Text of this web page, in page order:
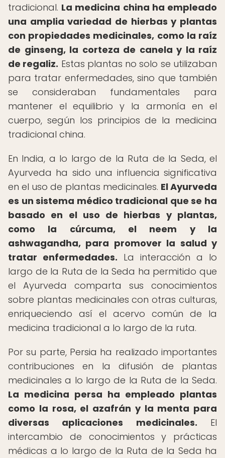
tradicional. La medicina china ha empleado
una amplia variedad de hierbas y plantas
con propiedades medicinales, como la raíz
de ginseng, la corteza de canela y la raíz
de regaliz. Estas plantas no solo se utilizaban
para tratar enfermedades, sino que también
se consideraban fundamentales para
mantener el equilibrio y la armonía en el
cuerpo, según los principios de la medicina
tradicional china.
En India, a lo largo de la Ruta de la Seda, el
Ayurveda ha sido una influencia significativa
en el uso de plantas medicinales. El Ayurveda
es un sistema médico tradicional que se ha
basado en el uso de hierbas y plantas,
como la cúrcuma, el neem y la
ashwagandha, para promover la salud y
tratar enfermedades. La interacción a lo
largo de la Ruta de la Seda ha permitido que
el Ayurveda comparta sus conocimientos
sobre plantas medicinales con otras culturas,
enriqueciendo así el acervo común de la
medicina tradicional a lo largo de la ruta.
Por su parte, Persia ha realizado importantes
contribuciones en la difusión de plantas
medicinales a lo largo de la Ruta de la Seda.
La medicina persa ha empleado plantas
como la rosa, el azafrán y la menta para
diversas aplicaciones medicinales. El
intercambio de conocimientos y prácticas
médicas a lo largo de la Ruta de la Seda ha